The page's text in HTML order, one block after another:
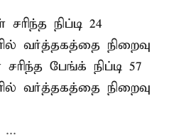
நிப்டி 24
வர்த்தகத்தை நிறைவு
பேங்க் நிப்டி 57
வர்த்தகத்தை நிறைவு
...